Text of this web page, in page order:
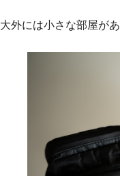
大外には小さな部屋が